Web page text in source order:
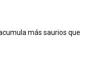
más saurios que